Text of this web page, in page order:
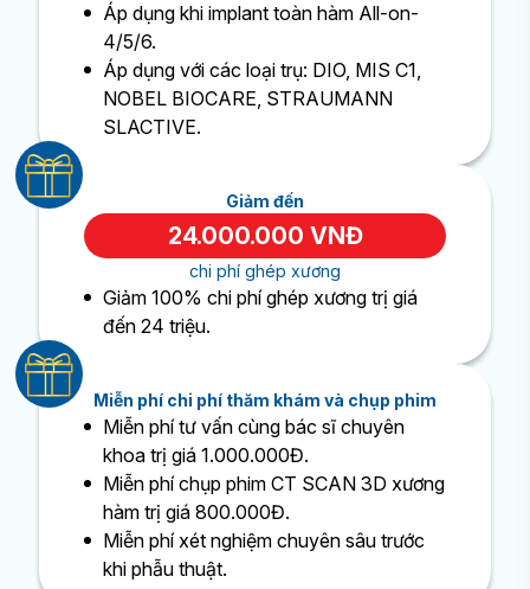
Áp dụng khi implant toàn hàm All-on-
4/5/6.
Áp dụng với các loại trụ: DIO, MIS C1,
NOBEL BIOCARE, STRAUMANN
SLACTIVE.
Giảm đến
24.000.000 VNĐ
chi phí ghép xương
Giảm 100% chi phí ghép xương trị giá
đến 24 triệu.
Miễn phí chi phí thăm khám và chụp phim
Miễn phí tư vấn cùng bác sĩ chuyên
khoa trị giá 1.000.000Đ.
Miễn phí chụp phim CT SCAN 3D xương
hàm trị giá 800.000Đ.
Miễn phí xét nghiệm chuyên sâu trước
khi phẫu thuật.